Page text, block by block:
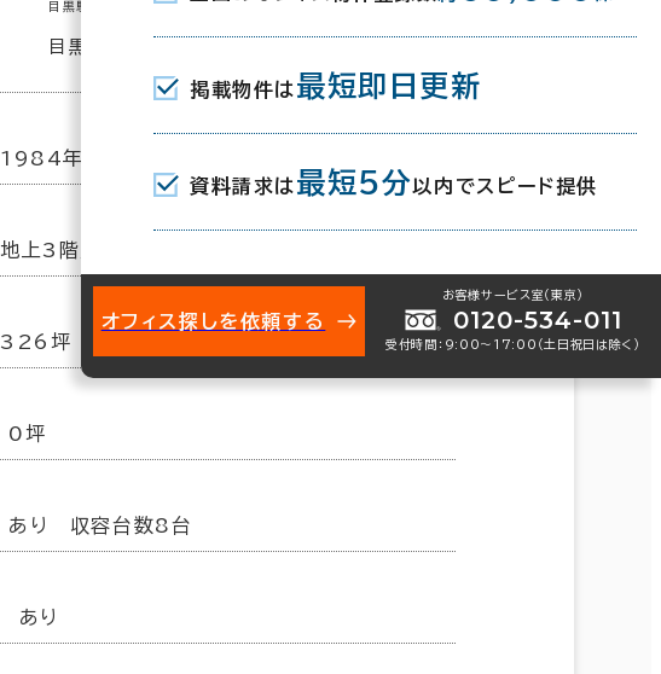
目黒駅 ( 東京メトロ南北線/都営三田線 ) エレベータ出入口 7分
目黒駅 ( 東急目黒線 ) エレベータ出入口 7分
1984年11月
地上3階／地下1階建
326坪
0坪
あり 収容台数8台
あり
掲載物件は 最短即日更新
資料請求は 最短5分 以内でスピード提供
オフィス探しを依頼する
お客様サービス室（東京）
0120-534-011
受付時間：9:00〜17:00（土日祝日は除く）